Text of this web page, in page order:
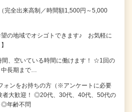
完全出来高制／時間額1,500円～5,000
の地域でオシゴトできます♪ お気軽に
間、空いている時間に働けます！ ☆1回の
中長期まで…
ォンをお持ちの方（※アンケートに必要
大歓迎！ ◎20代、30代、40代、50代の
年齢不問